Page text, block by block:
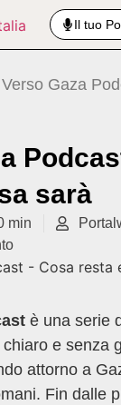
Il tuo
Verso Gaza
sarà
min
è una serie
e senza
attorno a
Fin dalle